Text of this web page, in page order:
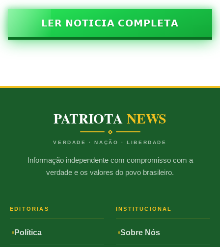
𝗟𝗘𝗥 𝗡𝗢𝗧𝗜𝗖𝗜𝗔 𝗖𝗢𝗠𝗣𝗟𝗘𝗧𝗔
PATRIOTANEWS
VERDADE · NAÇÃO · LIBERDADE
Informação independente com compromisso com a
verdade e os valores do povo brasileiro.
EDITORIAS
Política
INSTITUCIONAL
Sobre Nós